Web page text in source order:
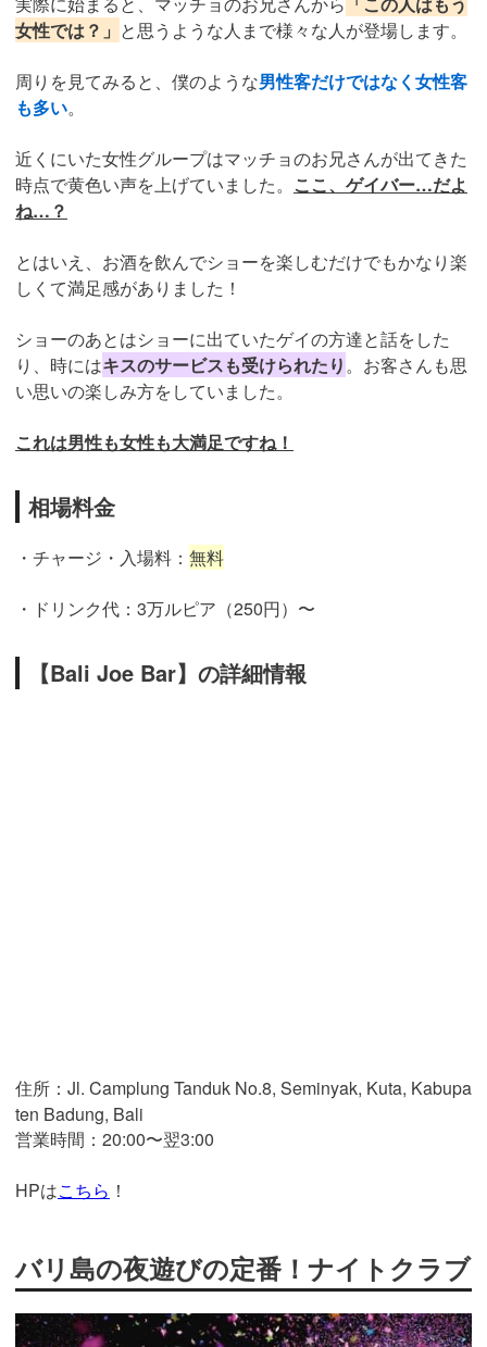
女性では？」 と思うような人まで様々な人が登場します。
周りを見てみると、僕のような男性客だけではなく女性客
も多い。
近くにいた女性グループはマッチョのお兄さんが出てきた
時点で黄色い声を上げていました。 ここ、ゲイバー…だよ
ね…？
とはいえ、お酒を飲んでショーを楽しむだけでもかなり楽
しくて満足感がありました！
ショーのあとはショーに出ていたゲイの方達と話をした
り、時にはキスのサービスも受けられたり。お客さんも思
い思いの楽しみ方をしていました。
これは男性も女性も大満足ですね！
相場料金
・チャージ・入場料： 無料
・ドリンク代：3万ルピア（250円）〜
【Bali Joe Bar】の詳細情報
住所：Jl. Camplung Tanduk No.8, Seminyak, Kuta, Kabupa
ten Badung, Bali
営業時間：20:00〜翌3:00
HPはこちら ！
バリ島の夜遊びの定番！ナイトクラブ